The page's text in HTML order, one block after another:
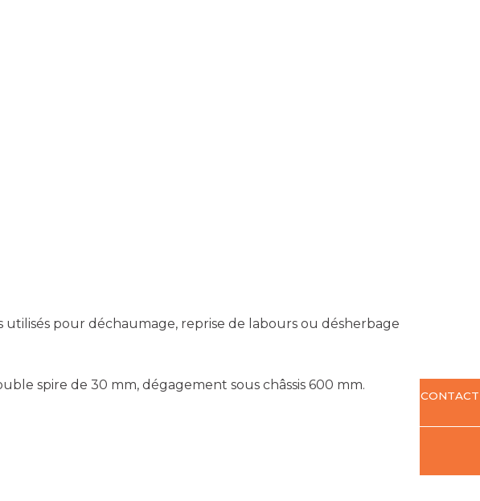
utilisés pour déchaumage, reprise de labours ou désherbage
spire de 30 mm, dégagement sous châssis 600 mm.
CONTACT